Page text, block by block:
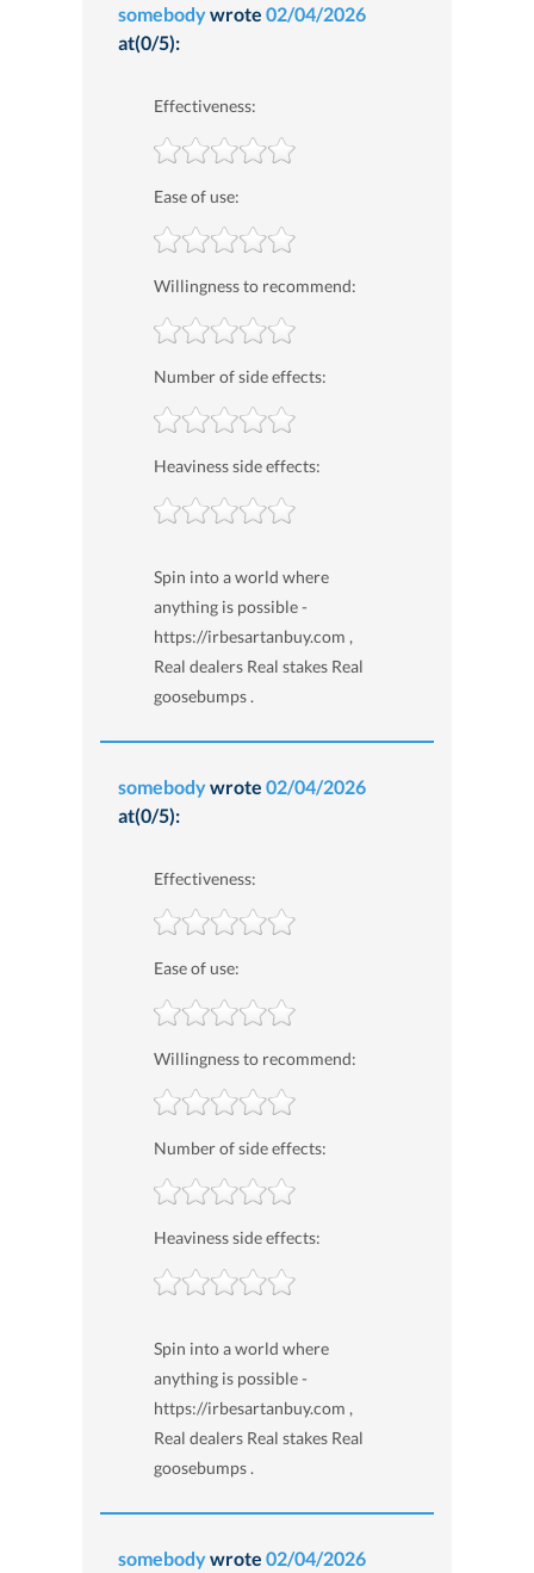
somebodywrote 02/04/2026
at(0/5):
Effectiveness:
Ease of use:
Willingness to recommend:
Number of side effects:
Heaviness side effects:
Spin into a world where
anything is possible -
https://irbesartanbuy.com ,
Real dealers Real stakes Real
goosebumps .
somebodywrote 02/04/2026
at(0/5):
Effectiveness:
Ease of use:
Willingness to recommend:
Number of side effects:
Heaviness side effects:
Spin into a world where
anything is possible -
https://irbesartanbuy.com ,
Real dealers Real stakes Real
goosebumps .
somebodywrote 02/04/2026